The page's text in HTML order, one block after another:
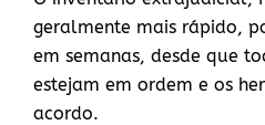
geralmente mais rápido,
em semanas, desde que
estejam em ordem e os
acordo.